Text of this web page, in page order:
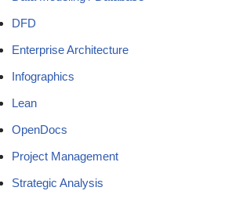
DFD
Enterprise Architecture
Infographics
Lean
OpenDocs
Project Management
Strategic Analysis